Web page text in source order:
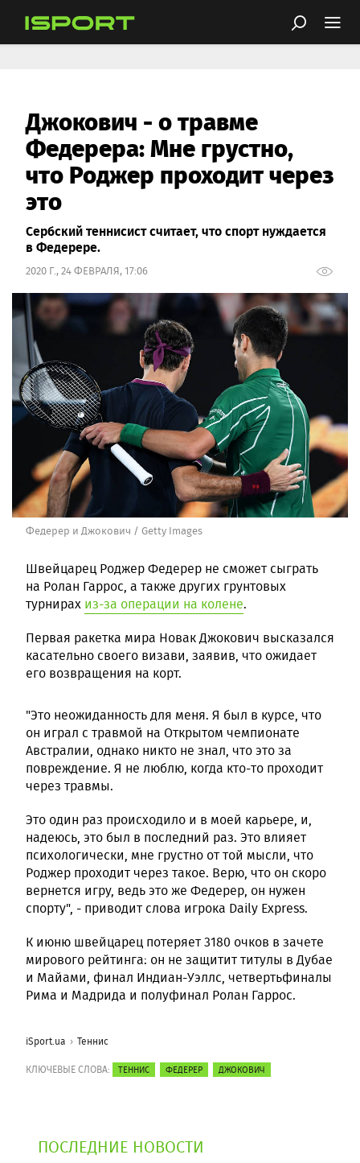
Джокович - о травме
Федерера: Мне грустно,
что Роджер проходит через
это
Сербский теннисист считает, что спорт нуждается
в Федерере.
2020 Г., 24 ФЕВРАЛЯ, 17:06
Федерер и Джокович / Getty Images
Швейцарец Роджер Федерер не сможет сыграть
на Ролан Гаррос, а также других грунтовых
турнирах из-за операции на колене.
Первая ракетка мира Новак Джокович высказался
касательно своего визави, заявив, что ожидает
его возвращения на корт.
"Это неожиданность для меня. Я был в курсе, что
он играл с травмой на Открытом чемпионате
Австралии, однако никто не знал, что это за
повреждение. Я не люблю, когда кто-то проходит
через травмы.
Это один раз происходило и в моей карьере, и,
надеюсь, это был в последний раз. Это влияет
психологически, мне грустно от той мысли, что
Роджер проходит через такое. Верю, что он скоро
вернется игру, ведь это же Федерер, он нужен
спорту", - приводит слова игрока Daily Express.
К июню швейцарец потеряет 3180 очков в зачете
мирового рейтинга: он не защитит титулы в Дубае
и Майами, финал Индиан-Уэллс, четвертьфиналы
Рима и Мадрида и полуфинал Ролан Гаррос.
iSport.ua Теннис
КЛЮЧЕВЫЕ СЛОВА: ТЕННИС ФЕДЕРЕР ДЖОКОВИЧ
ПОСЛЕДНИЕ НОВОСТИ